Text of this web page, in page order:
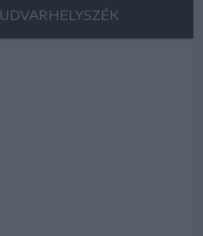
UDVARHELYSZÉK